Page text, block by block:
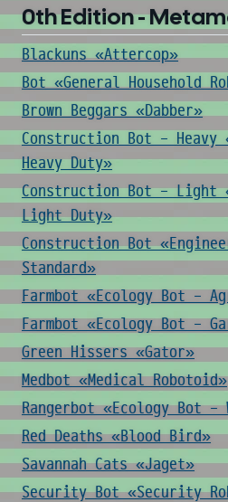
0th Edition -
Blackuns «Attercop»
Bot «General Household
Brown Beggars «Dabber»
Construction Bot - Heavy
Heavy Duty»
Construction Bot - Light
Light Duty»
Construction Bot
Standard»
Farmbot «Ecology Bot -
Farmbot «Ecology Bot -
Green Hissers «Gator»
Medbot «Medical Robotoid»
Rangerbot «Ecology Bot -
Red Deaths «Blood Bird»
Savannah Cats «Jaget»
Security Bot «Security